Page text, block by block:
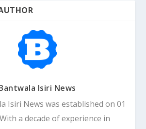
Isiri News
Isiri News was established on 01
a decade of experience in